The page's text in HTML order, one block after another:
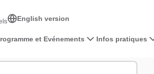
et Evénements Infos pratiques
English version